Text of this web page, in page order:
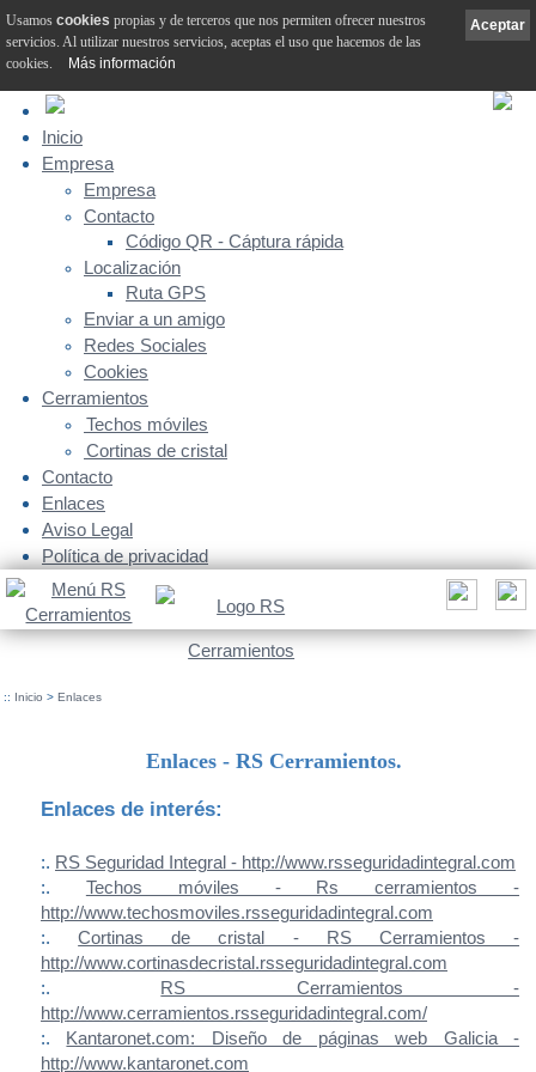
Inicio
Empresa
Empresa
Contacto
Código QR - Cáptura rápida
Localización
Ruta GPS
Enviar a un amigo
Redes Sociales
Cookies
Cerramientos
Techos móviles
Cortinas de cristal
Contacto
Enlaces
Aviso Legal
Política de privacidad
:: Inicio > Enlaces
Enlaces - RS Cerramientos.
Enlaces de interés:
:. RS Seguridad Integral - http://www.rsseguridadintegral.com
:. Techos móviles - Rs cerramientos -
http://www.techosmoviles.rsseguridadintegral.com
:.Cortinas de cristal - RS Cerramientos -
http://www.cortinasdecristal.rsseguridadintegral.com
:.
RS Cerramientos -
http://www.cerramientos.rsseguridadintegral.com/
:. Kantaronet.com: Diseño de páginas web Galicia -
http://www.kantaronet.com
Aceptar
Usamos cookies propias y de terceros que nos permiten ofrecer nuestros
servicios. Al utilizar nuestros servicios, aceptas el uso que hacemos de las
cookies.
Más información